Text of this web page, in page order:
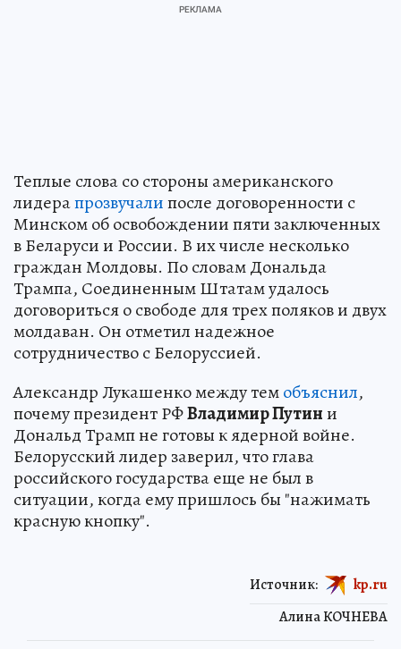
Теплые слова со стороны американского
лидерапрозвучалипосле договоренности с
Минском об освобождении пяти заключенных
в Беларуси и России. В их числе несколько
граждан Молдовы. По словам Дональда
Трампа, Соединенным Штатам удалось
договориться о свободе для трех поляков и двух
молдаван. Он отметил надежное
сотрудничество с Белоруссией.
Александр Лукашенко между темобъяснил,
почему президент РФВладимир Путини
Дональд Трамп не готовы к ядерной войне.
Белорусский лидер заверил, что глава
российского государства еще не был в
ситуации, когда ему пришлось бы "нажимать
красную кнопку".
Алина КОЧНЕВА
Источник: kp.ru